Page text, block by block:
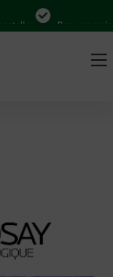
Bequem zwischen